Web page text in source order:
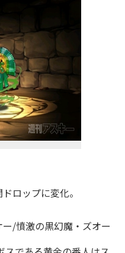
ロップに変化。
/憤激の黒幻魔・ズオー